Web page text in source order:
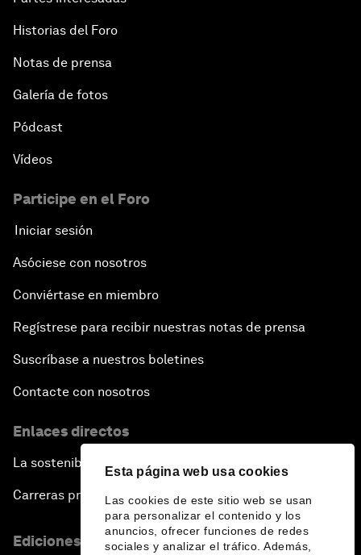
Esta página web usa cookies
Las cookies de este sitio web se usan
para personalizar el contenido y los
anuncios, ofrecer funciones de redes
sociales y analizar el tráfico. Además,
Historias del Foro
Notas de prensa
Galería de fotos
Pódcast
Vídeos
Participe en el Foro
Iniciar sesión
Asóciese con nosotros
Conviértase en miembro
Regístrese para recibir nuestras notas de prensa
Suscríbase a nuestros boletines
Contacte con nosotros
Enlaces directos
La sostenibilidad en el Foro
Carreras profesionales
Ediciones en otros idiomas